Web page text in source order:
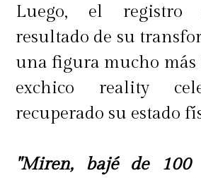
Luego, el registro
resultado de su
una figura mucho más
exchico reality
recuperado su estado
"Miren, bajé de 100